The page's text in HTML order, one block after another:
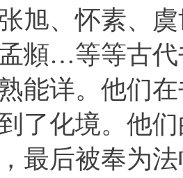
旭、怀素、
頫…等等古代
能详。他们
了化境。他
最后被奉为